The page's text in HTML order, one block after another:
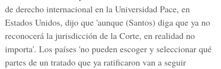
de derecho internacional en la Universidad Pace, en
Estados Unidos, dijo que 'aunque (Santos) diga que ya no
reconocerá la jurisdicción de la Corte, en realidad no
importa'. Los países 'no pueden escoger y seleccionar qué
partes de un tratado que ya ratificaron van a seguir